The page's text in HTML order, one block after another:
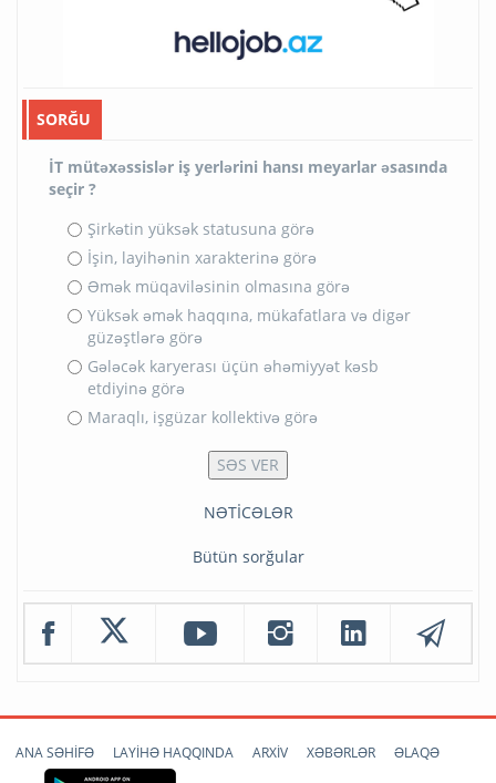
SORĞU
İT mütəxəssislər iş yerlərini hansı meyarlar əsasında
seçir ?
Şirkətin yüksək statusuna görə
İşin, layihənin xarakterinə görə
Əmək müqaviləsinin olmasına görə
Yüksək əmək haqqına, mükafatlara və digər
güzəştlərə görə
Gələcək karyerası üçün əhəmiyyət kəsb
etdiyinə görə
Maraqlı, işgüzar kollektivə görə
NƏTİCƏLƏR
Bütün sorğular
ANA SƏHİFƏ LAYİHƏ HAQQINDA ARXİV XƏBƏRLƏR ƏLAQƏ